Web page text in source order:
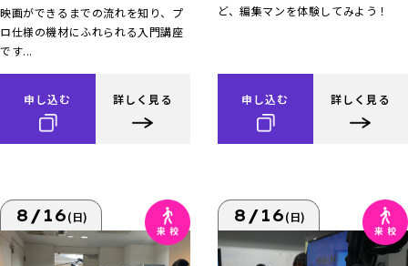
映画ができるまでの流れを知り、プ
ロ仕様の機材にふれられる入門講座
です...
申し込む 詳しく見る
ど、編集マンを体験してみよう！
申し込む 詳しく見る
8/16(日) 8/16(日)